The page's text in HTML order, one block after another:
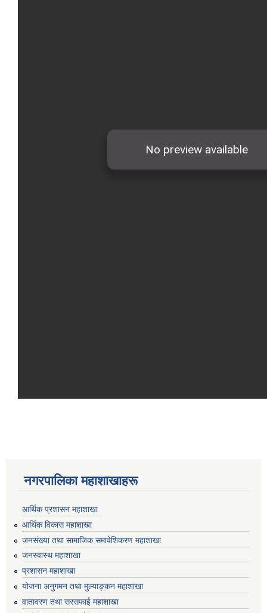
नगरपालिका महाशाखाहरू
आर्थिक प्रशासन महाशाखा
आर्थिक विकास महाशाखा
जनसंख्या तथा सामाजिक समावेशिकरण महाशाखा
जनस्वास्थ महाशाखा
प्रशासन महाशाखा
योजना अनुगमन तथा मुल्याङ्कन महाशाखा
वातावरण तथा सरसफाई महाशाखा